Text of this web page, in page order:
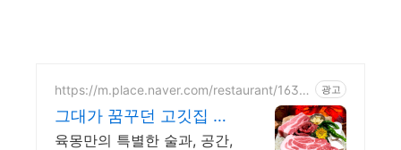
https://m.place.naver.com/restaurant/1639
광고
그대가 꿈꾸던 고깃집 육
몽
육몽만의 특별한 술과, 공간,